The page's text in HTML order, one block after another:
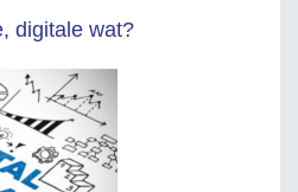
digitale wat?